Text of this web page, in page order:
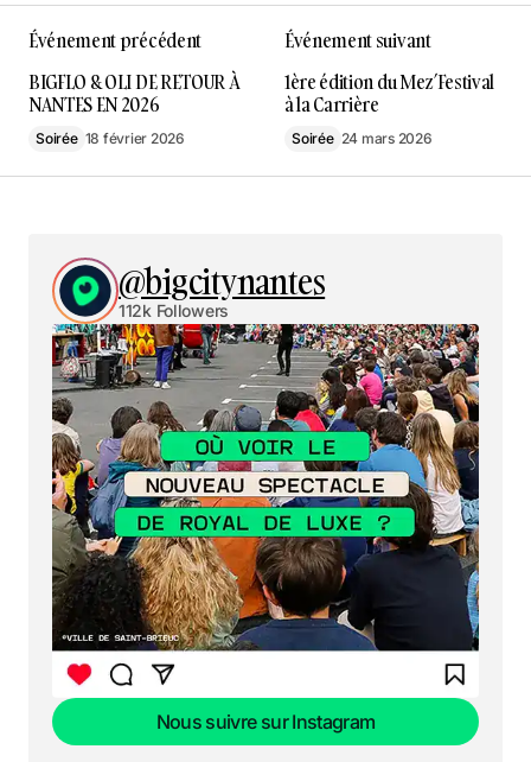
Événement précédent
BIGFLO & OLI DE RETOUR À
NANTES EN 2026
Soirée 18 février 2026
Événement suivant
1ère édition du Mez’Festival
à la Carrière
Soirée 24 mars 2026
@bigcitynantes
112k Followers
Nous suivre sur Instagram